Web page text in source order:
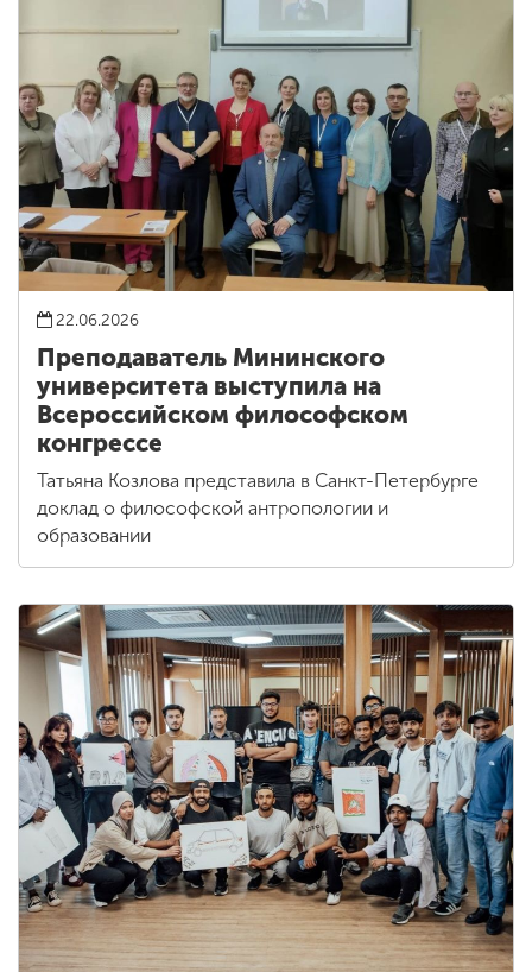
22.06.2026
Преподаватель Мининского
университета выступила на
Всероссийском философском
конгрессе
Татьяна Козлова представила в Санкт-Петербурге
доклад о философской антропологии и
образовании